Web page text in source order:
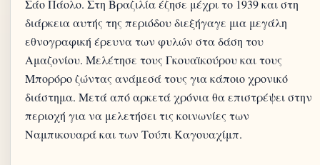
Σάο Πάολο. Στη Βραζιλία έζησε μέχρι το 1939 και στη
διάρκεια αυτής της περιόδου διεξήγαγε μια μεγάλη
εθνογραφική έρευνα των φυλών στα δάση του
Αμαζονίου. Μελέτησε τους Γκουαϊκούρου και τους
Μπορόρο ζώντας ανάμεσά τους για κάποιο χρονικό
διάστημα. Μετά από αρκετά χρόνια θα επιστρέψει στην
περιοχή για να μελετήσει τις κοινωνίες των
Ναμπικουαρά και των Τούπι Καγουαχίμπ.